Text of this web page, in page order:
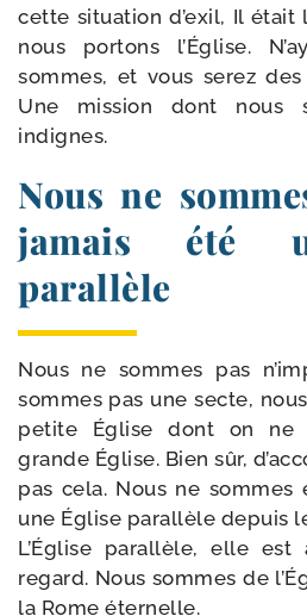
cette situa­tion d’exil, Il était
nous por­tons l’Église.
sommes, et vous serez
Une mis­sion dont nous
indignes.
Nous ne
jamais été
parallèle
Nous ne sommes pas
sommes pas une secte,
petite Église dont on ne
grande Église. Bien sûr,
pas cela. Nous ne sommes
une Église paral­lèle depuis
L’Église paral­lèle, elle est
regard. Nous sommes de
la Rome éternelle.